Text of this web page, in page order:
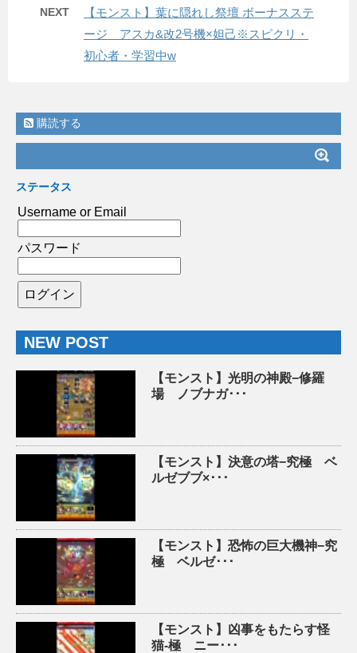
NEXT
【モンスト】葉に隠れし祭壇 ボーナスステ
ージ アスカ&改2号機×妲己※スピクリ・
初心者・学習中w
購読する
ステータス
Username or Email
パスワード
NEW POST
【モンスト】光明の神殿−修羅
場 ノブナガ･･･
【モンスト】決意の塔−究極 ベ
ルゼブブ×･･･
【モンスト】恐怖の巨大機神−究
極 ベルゼ･･･
【モンスト】凶事をもたらす怪
猫-極 ニー･･･